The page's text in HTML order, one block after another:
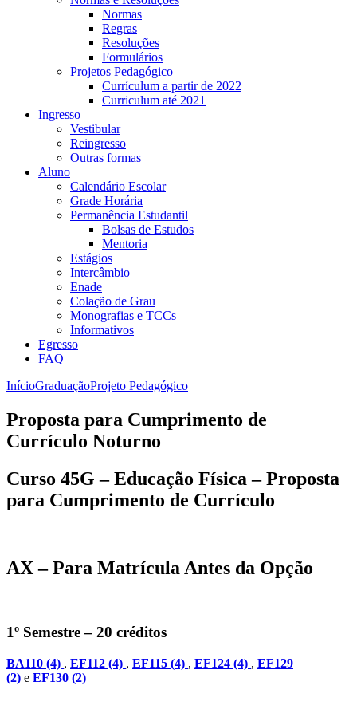
Normas
Regras
Resoluções
Formulários
Projetos Pedagógico
Currículum a partir de 2022
Curriculum até 2021
Ingresso
Vestibular
Reingresso
Outras formas
Aluno
Calendário Escolar
Grade Horária
Permanência Estudantil
Bolsas de Estudos
Mentoria
Estágios
Intercâmbio
Enade
Colação de Grau
Monografias e TCCs
Informativos
Egresso
FAQ
InícioGraduaçãoProjeto Pedagógico
Proposta para Cumprimento de
Currículo Noturno
Curso 45G – Educação Física – Proposta
para Cumprimento de Currículo
AX – Para Matrícula Antes da Opção
1º Semestre – 20 créditos
BA110 (4) , EF112 (4) , EF115 (4) , EF124 (4) , EF129
(2) e EF130 (2)